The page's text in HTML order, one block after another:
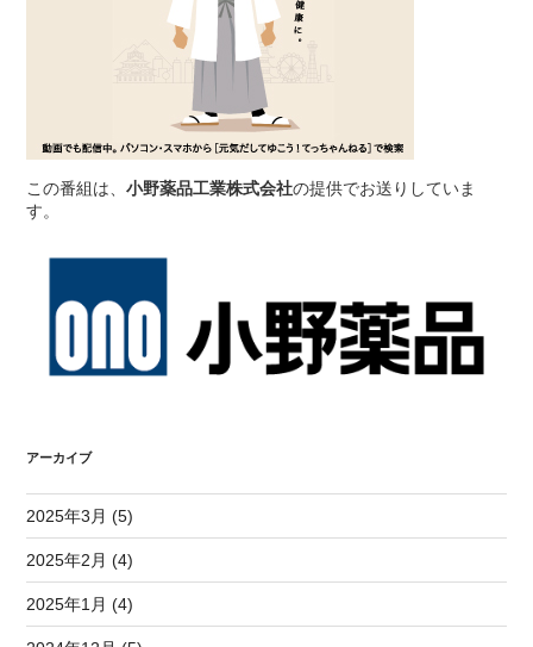
この番組は、小野薬品工業株式会社の提供でお送りしていま
す。
アーカイブ
2025年3月 (5)
2025年2月 (4)
2025年1月 (4)